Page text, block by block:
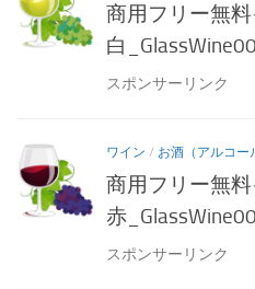
商用フリー無
白
スポンサーリンク
ワイン / お酒（アルコー
商用フリー無
赤
スポンサーリンク